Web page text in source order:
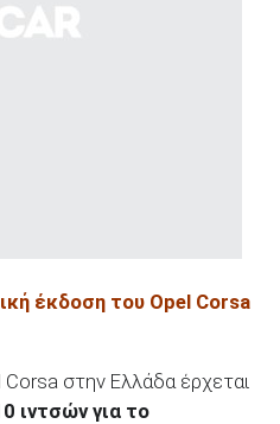
έκδοση του Opel Corsa
στην Ελλάδα έρχεται
ιντσών για το